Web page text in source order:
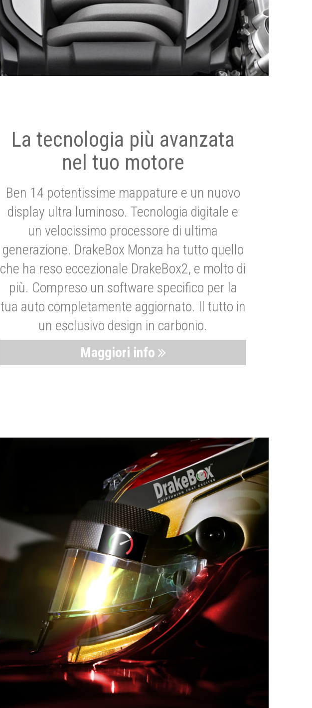
La tecnologia più avanzata
nel tuo motore
Ben 14 potentissime mappature e un nuovo
display ultra luminoso. Tecnologia digitale e
un velocissimo processore di ultima
generazione. DrakeBox Monza ha tutto quello
che ha reso eccezionale DrakeBox2, e molto di
più. Compreso un software specifico per la
tua auto completamente aggiornato. Il tutto in
un esclusivo design in carbonio.
Maggiori info